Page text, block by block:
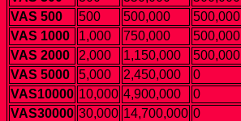
VAS 500
500 500,000 500,000
VAS 1000
1,000 750,000 500,000
VAS 2000
2,000 1,150,000 500,000
VAS 5000
5,000 2,450,000 0
VAS10000 10,000 4,900,000 0
VAS30000 30,000 14,700,000 0